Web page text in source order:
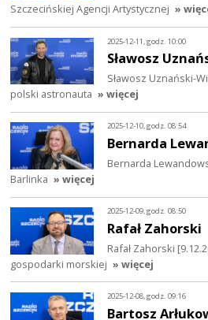
Szczecińskiej Agencji Artystycznej »
2025-12-11, godz. 10:00
Sławosz
Sławosz Uznański-
polski astronauta » więcej
2025-12-10, godz. 08:54
Bernarda
Bernarda
Barlinka » więcej
2025-12-09, godz. 08:50
Rafał Zahorski
Rafał Zahorski
gospodarki morskiej » więcej
2025-12-08, godz. 09:16
Bartosz